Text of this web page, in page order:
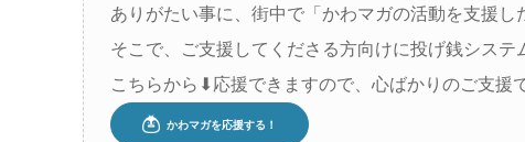
ありがたい事に、街中で「かわマガの活動を支援し
そこで、ご支援してくださる方向けに投げ銭システ
こちらから⬇︎応援できますので、心ばかりのご支援